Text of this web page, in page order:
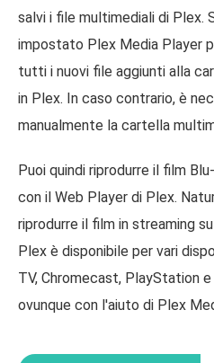
salvi i file multimediali di Plex.
impostato Plex Media Player
tutti i nuovi file aggiunti alla
in Plex. In caso contrario, è
manualmente la cartella
Puoi quindi riprodurre il film
con il Web Player di Plex.
riprodurre il film in streaming
Plex è disponibile per vari
TV, Chromecast, PlayStation
ovunque con l'aiuto di Plex